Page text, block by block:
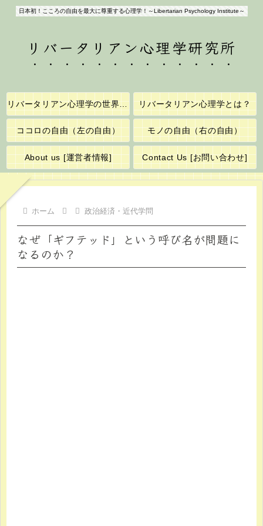
日本初！こころの自由を最大に尊重する心理学！～Libertarian Psychology Institute～
リバータリアン心理学研究所
リバータリアン心理学の世界へようこそ！ リバータリアン心理学とは？
ココロの自由（左の自由） モノの自由（右の自由）
About us [運営者情報] Contact Us [お問い合わせ]
ホーム 政治経済・近代学問
なぜ「ギフテッド」という呼び名が問題に
なるのか？